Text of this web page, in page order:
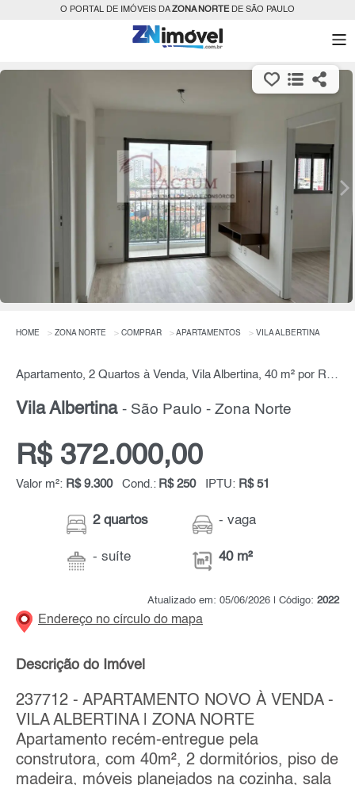
O PORTAL DE IMÓVEIS DAZONA NORTEDE SÃO PAULO
HOME ZONA NORTE COMPRAR APARTAMENTOS VILA ALBERTINA
Apartamento, 2 Quartos à Venda, Vila Albertina, 40 m² por R$ 372.000,00
Vila Albertina - São Paulo - Zona Norte
R$ 372.000,00
Valor m²: R$ 9.300 Cond.: R$ 250 IPTU: R$ 51
2 quartos
- suíte
- vaga
40 m²
Atualizado em: 05/06/2026 | Código: 2022
Endereço no círculo do mapa
Descrição do Imóvel
237712 - APARTAMENTO NOVO À VENDA -
VILA ALBERTINA | ZONA NORTE
Apartamento recém-entregue pela
construtora, com 40m², 2 dormitórios, piso de
madeira, móveis planejados na cozinha, sala